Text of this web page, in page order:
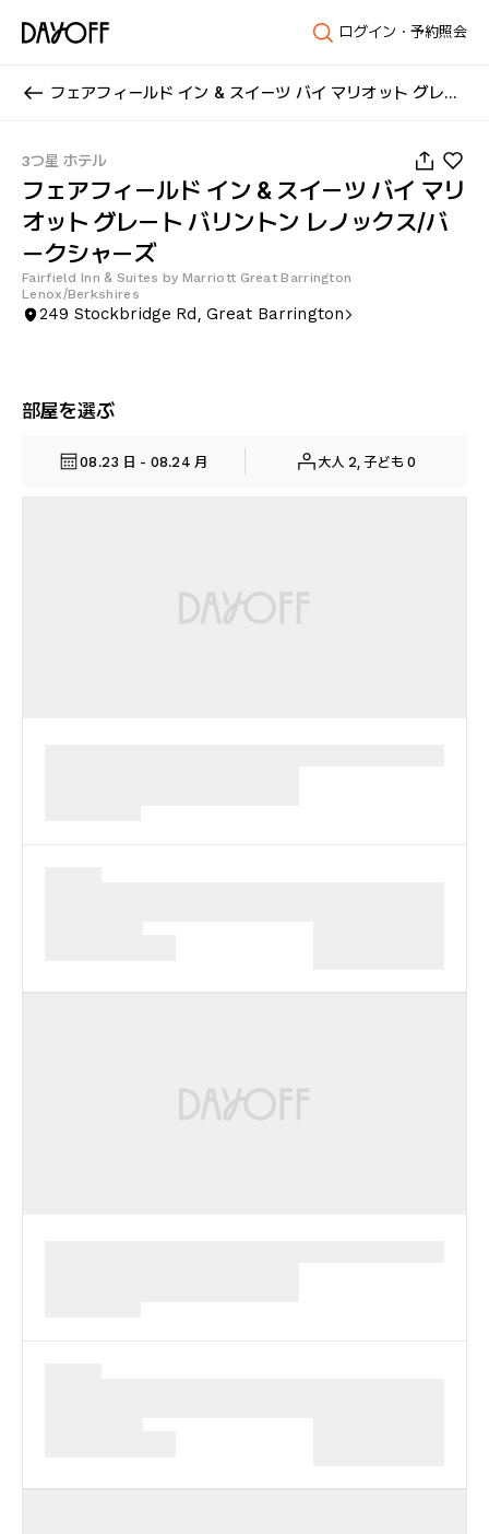
ログイン・予約照会
フェアフィールド イン & スイーツ バイ マリオット グレート バリントン レノックス/バークシャーズ
3つ星 ホテル
フェアフィールド イン & スイーツ バイ マリ
オット グレート バリントン レノックス/バ
ークシャーズ
Fairfield Inn & Suites by Marriott Great Barrington
Lenox/Berkshires
249 Stockbridge Rd, Great Barrington
部屋を選ぶ
08.23 日 - 08.24 月 大人 2, 子ども 0